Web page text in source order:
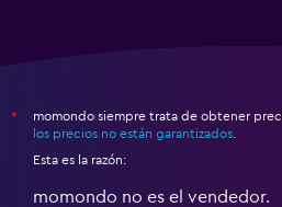
*
momondo siempre trata de obtener
los precios no están garantizados
Esta es la razón:
momondo no es el vendedor.